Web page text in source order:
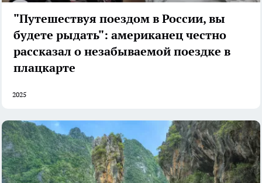
"Путешествуя поездом в России, вы
будете рыдать": американец честно
рассказал о незабываемой поездке в
плацкарте
2025